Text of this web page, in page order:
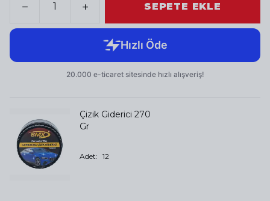
SEPETE EKLE
Çizik Giderici 270
Gr
Adet: 12